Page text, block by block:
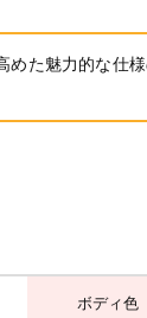
めた魅力的な仕
ボディ色